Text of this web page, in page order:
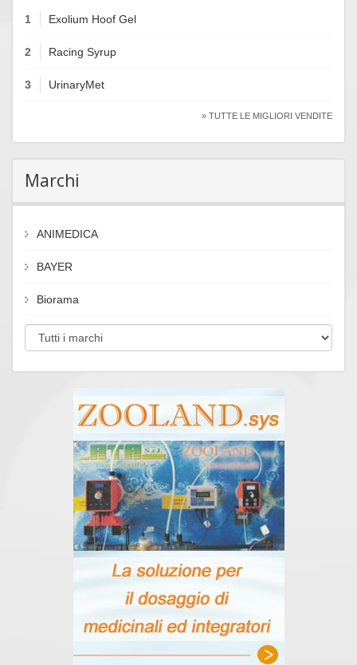
1 Exolium Hoof Gel
2 Racing Syrup
3 UrinaryMet
» TUTTE LE MIGLIORI VENDITE
Marchi
ANIMEDICA
BAYER
Biorama